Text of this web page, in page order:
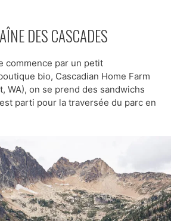
DES CASCADES
commence par un petit
bio, Cascadian Home Farm
WA), on se prend des sandwichs
parti pour la traversée du parc en